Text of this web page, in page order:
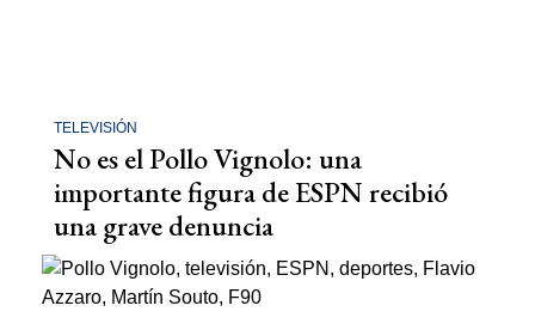
TELEVISIÓN
No es el Pollo Vignolo: una
importante figura de ESPN recibió
una grave denuncia